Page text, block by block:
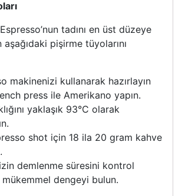
tadını en üst düzeye
pişirme tüyolarını
makinenizi kullanarak hazırlayın
press ile Amerikano yapın.
yaklaşık 93°C olarak
shot için 18 ila 20 gram kahve
demlenme süresini kontrol
dengeyi bulun.